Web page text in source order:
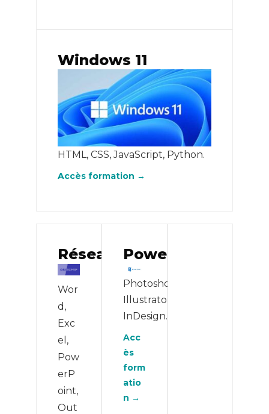
Windows 11
HTML, CSS, JavaScript, Python.
Accès formation →
Réseau
Wor
d,
Exc
el,
Pow
erP
oint,
Out
PowerShell
Photoshop,
Illustrator,
InDesign.
Acc
ès
form
atio
n →